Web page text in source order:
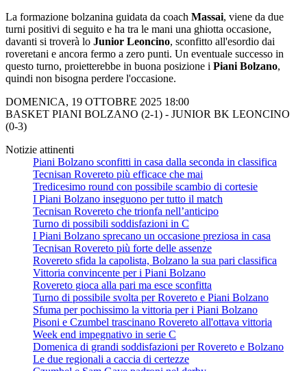
La formazione bolzanina guidata da coach Massai, viene da due
turni positivi di seguito e ha tra le mani una ghiotta occasione,
davanti si troverà lo Junior Leoncino, sconfitto all'esordio dai
roveretani e ancora fermo a zero punti. Un eventuale successo in
questo turno, proietterebbe in buona posizione i Piani Bolzano,
quindi non bisogna perdere l'occasione.
DOMENICA, 19 OTTOBRE 2025 18:00
BASKET PIANI BOLZANO (2-1) - JUNIOR BK LEONCINO
(0-3)
Notizie attinenti
Piani Bolzano sconfitti in casa dalla seconda in classifica
Tecnisan Rovereto più efficace che mai
Tredicesimo round con possibile scambio di cortesie
I Piani Bolzano inseguono per tutto il match
Tecnisan Rovereto che trionfa nell’anticipo
Turno di possibili soddisfazioni in C
I Piani Bolzano sprecano un occasione preziosa in casa
Tecnisan Rovereto più forte delle assenze
Rovereto sfida la capolista, Bolzano la sua pari classifica
Vittoria convincente per i Piani Bolzano
Rovereto gioca alla pari ma esce sconfitta
Turno di possibile svolta per Rovereto e Piani Bolzano
Sfuma per pochissimo la vittoria per i Piani Bolzano
Pisoni e Czumbel trascinano Rovereto all'ottava vittoria
Week end impegnativo in serie C
Domenica di grandi soddisfazioni per Rovereto e Bolzano
Le due regionali a caccia di certezze